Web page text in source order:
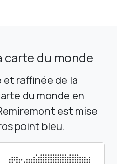
carte du monde
raffinée de la
du monde en
est mise
point bleu.